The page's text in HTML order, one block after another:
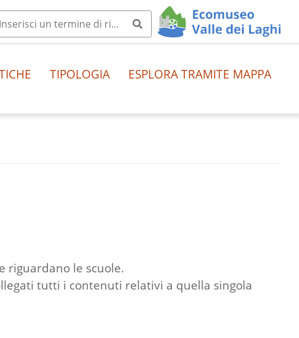
TIPOLOGIA ESPLORA TRAMITE MAPPA
riguardano le scuole.
tutti i contenuti relativi a quella singola